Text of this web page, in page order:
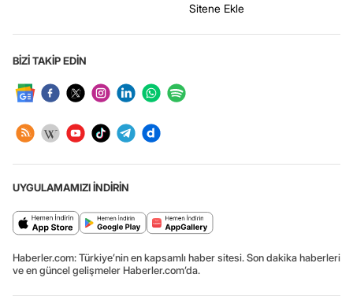
Sitene Ekle
BİZİ TAKİP EDİN
UYGULAMAMIZI İNDİRİN
Haberler.com: Türkiye’nin en kapsamlı haber sitesi. Son dakika haberleri
ve en güncel gelişmeler Haberler.com’da.